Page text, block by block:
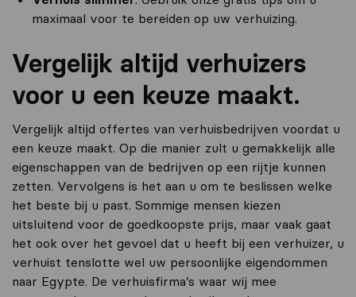
maximaal voor te bereiden op uw verhuizing.
Vergelijk altijd verhuizers
voor u een keuze maakt.
Vergelijk altijd offertes van verhuisbedrijven voordat u
een keuze maakt. Op die manier zult u gemakkelijk alle
eigenschappen van de bedrijven op een rijtje kunnen
zetten. Vervolgens is het aan u om te beslissen welke
het beste bij u past. Sommige mensen kiezen
uitsluitend voor de goedkoopste prijs, maar vaak gaat
het ook over het gevoel dat u heeft bij een verhuizer, u
verhuist tenslotte wel uw persoonlijke eigendommen
naar Egypte. De verhuisfirma’s waar wij mee